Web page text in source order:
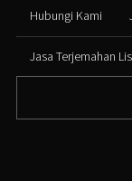
Hubungi Kami
Jasa Terjemahan